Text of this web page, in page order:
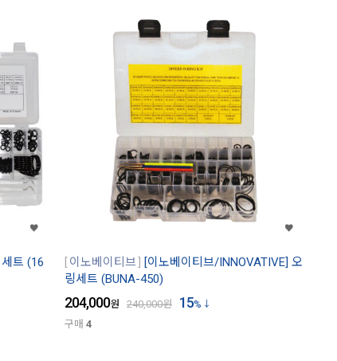
트 (16
이노베이티브
[이노베이티브/INNOVATIVE] 오
링세트 (BUNA-450)
204,000원 240,000원 15%
구매 4